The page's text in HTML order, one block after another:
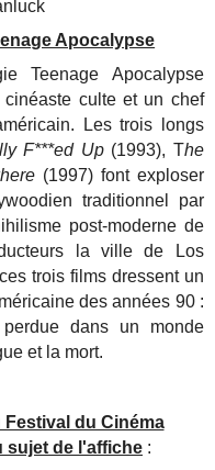
Apocalypse
Teenage Apocalypse
culte et un chef
Les trois longs
F***ed Up (1993), The
(1997) font exploser
traditionnel par
post-moderne de
la ville de Los
trois films dressent un
des années 90 :
perdue dans un monde
et la mort.
du Cinéma
sujet de l'affiche :